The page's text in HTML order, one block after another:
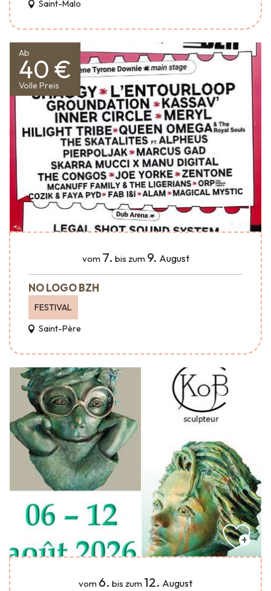
Saint-Malo
Ab
40 €
Volle Preis
vom 7. bis zum 9. August
NO LOGO BZH
FESTIVAL
Saint-Père
vom 6. bis zum 12. August